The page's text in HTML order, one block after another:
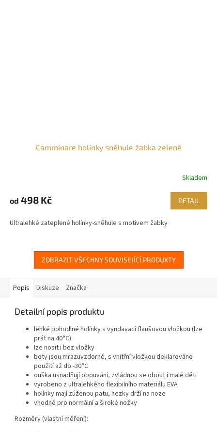
Camminare holínky sněhule žabka zelené
Skladem
od 498 Kč DETAIL
Ultralehké zateplené holínky-sněhule s motivem žabky
ZOBRAZIT VŠECHNY SOUVISEJÍCÍ PRODUKTY
Popis Diskuze Značka
Detailní popis produktu
lehké pohodlné holínky s vyndavací flaušovou vložkou (lze
prát na 40°C)
lze nosit i bez vložky
boty jsou mrazuvzdorné, s vnitřní vložkou deklarováno
použití až do -30°C
ouška usnadňují obouvání, zvládnou se obout i malé děti
vyrobeno z ultralehkého flexibilního materiálu EVA
holínky mají zúženou patu, hezky drží na noze
vhodné pro normální a široké nožky
Rozměry (vlastní měření):